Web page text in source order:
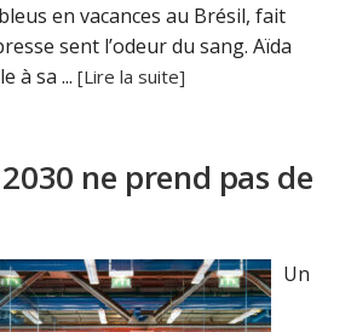
en vacances au Brésil, fait
sent l’odeur du sang. Aïda
à sa ...[Lire la suite]
ne prend pas de
Un